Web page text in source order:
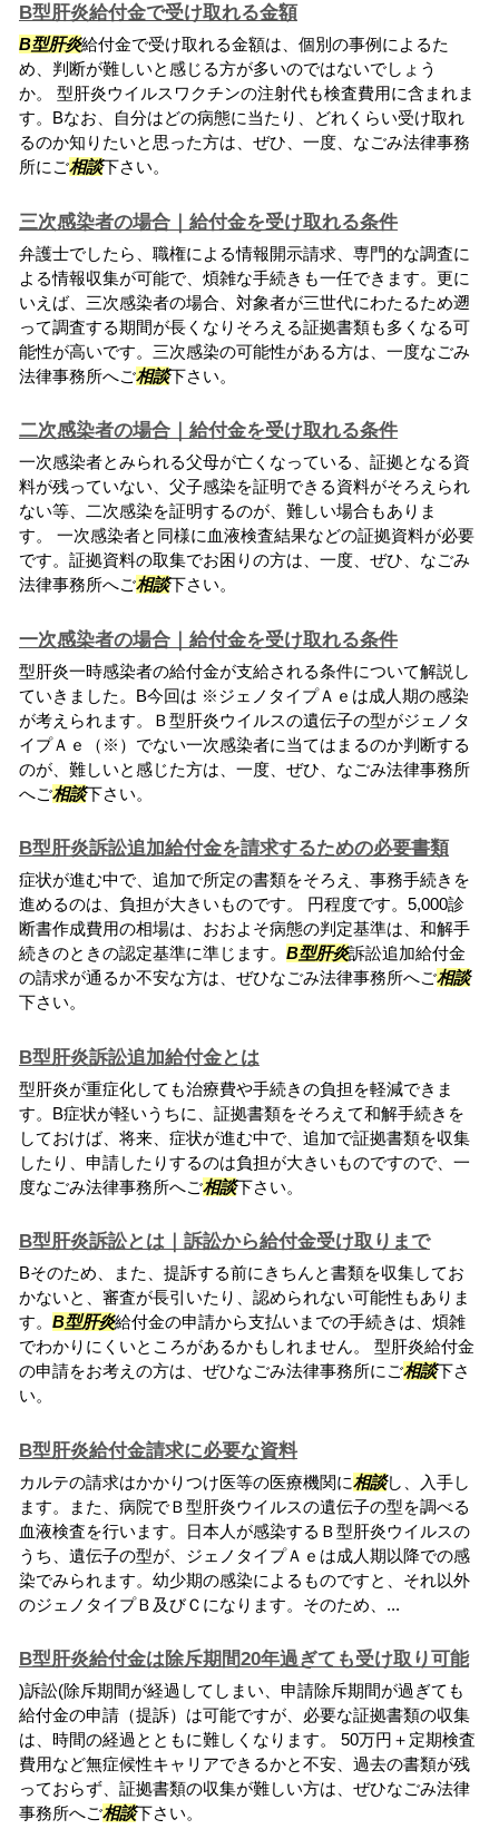
B型肝炎給付金で受け取れる金額
B型肝炎給付金で受け取れる金額は、個別の事例によるた
め、判断が難しいと感じる方が多いのではないでしょう
か。 型肝炎ウイルスワクチンの注射代も検査費用に含まれま
す。Bなお、自分はどの病態に当たり、どれくらい受け取れ
るのか知りたいと思った方は、ぜひ、一度、なごみ法律事務
所にご相談下さい。
三次感染者の場合｜給付金を受け取れる条件
弁護士でしたら、職権による情報開示請求、専門的な調査に
よる情報収集が可能で、煩雑な手続きも一任できます。更に
いえば、三次感染者の場合、対象者が三世代にわたるため遡
って調査する期間が長くなりそろえる証拠書類も多くなる可
能性が高いです。三次感染の可能性がある方は、一度なごみ
法律事務所へご相談下さい。
二次感染者の場合｜給付金を受け取れる条件
一次感染者とみられる父母が亡くなっている、証拠となる資
料が残っていない、父子感染を証明できる資料がそろえられ
ない等、二次感染を証明するのが、難しい場合もありま
す。 一次感染者と同様に血液検査結果などの証拠資料が必要
です。証拠資料の取集でお困りの方は、一度、ぜひ、なごみ
法律事務所へご相談下さい。
一次感染者の場合｜給付金を受け取れる条件
型肝炎一時感染者の給付金が支給される条件について解説し
ていきました。B今回は ※ジェノタイプＡｅは成人期の感染
が考えられます。Ｂ型肝炎ウイルスの遺伝子の型がジェノタ
イプＡｅ（※）でない一次感染者に当てはまるのか判断する
のが、難しいと感じた方は、一度、ぜひ、なごみ法律事務所
へご相談下さい。
B型肝炎訴訟追加給付金を請求するための必要書類
症状が進む中で、追加で所定の書類をそろえ、事務手続きを
進めるのは、負担が大きいものです。 円程度です。5,000診
断書作成費用の相場は、おおよそ病態の判定基準は、和解手
続きのときの認定基準に準じます。 B型肝炎訴訟追加給付金
の請求が通るか不安な方は、ぜひなごみ法律事務所へご相談
下さい。
B型肝炎訴訟追加給付金とは
型肝炎が重症化しても治療費や手続きの負担を軽減できま
す。B症状が軽いうちに、証拠書類をそろえて和解手続きを
しておけば、将来、症状が進む中で、追加で証拠書類を収集
したり、申請したりするのは負担が大きいものですので、一
度なごみ法律事務所へご相談下さい。
B型肝炎訴訟とは｜訴訟から給付金受け取りまで
Bそのため、また、提訴する前にきちんと書類を収集してお
かないと、審査が長引いたり、認められない可能性もありま
す。 B型肝炎給付金の申請から支払いまでの手続きは、煩雑
でわかりにくいところがあるかもしれません。 型肝炎給付金
の申請をお考えの方は、ぜひなごみ法律事務所にご相談下さ
い。
B型肝炎給付金請求に必要な資料
カルテの請求はかかりつけ医等の医療機関に相談し、入手し
ます。また、病院でＢ型肝炎ウイルスの遺伝子の型を調べる
血液検査を行います。日本人が感染するＢ型肝炎ウイルスの
うち、遺伝子の型が、ジェノタイプＡｅは成人期以降での感
染でみられます。幼少期の感染によるものですと、それ以外
のジェノタイプＢ及びＣになります。そのため、...
B型肝炎給付金は除斥期間20年過ぎても受け取り可能
)訴訟(除斥期間が経過してしまい、申請除斥期間が過ぎても
給付金の申請（提訴）は可能ですが、必要な証拠書類の収集
は、時間の経過とともに難しくなります。 50万円＋定期検査
費用など無症候性キャリアできるかと不安、過去の書類が残
っておらず、証拠書類の収集が難しい方は、ぜひなごみ法律
事務所へご相談下さい。